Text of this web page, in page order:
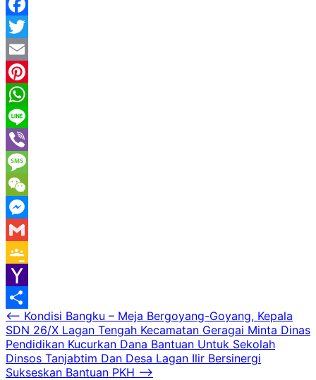
Facebook
Twitter
Email
Pinterest
WhatsApp
Line
Viber
Message
WeChat
Messenger
Gmail
Google
Classroom
Yahoo
Mail
Share
Navigasi
pos
⟵ Kondisi Bangku – Meja Bergoyang-Goyang, Kepala
SDN 26/X Lagan Tengah Kecamatan Geragai Minta Dinas
Pendidikan Kucurkan Dana Bantuan Untuk Sekolah
Dinsos Tanjabtim Dan Desa Lagan Ilir Bersinergi
Sukseskan Bantuan PKH ⟶